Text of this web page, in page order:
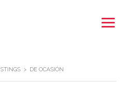
> DE OCASIÓN